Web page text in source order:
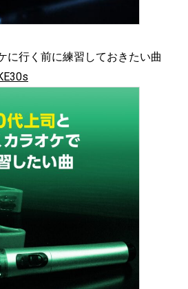
に行く前に練習しておきたい曲